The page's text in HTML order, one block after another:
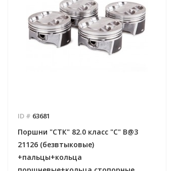
ID # 63681
Поршни "СТК" 82.0 класс "С" B@3
21126 (безвтыковые)
+пальцы+кольца